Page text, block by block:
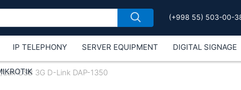
(+998 55) 503-00-
IP TELEPHONY SERVER EQUIPMENT DIGITAL SIGNAGE
USB 3G D-Link DAP-1350